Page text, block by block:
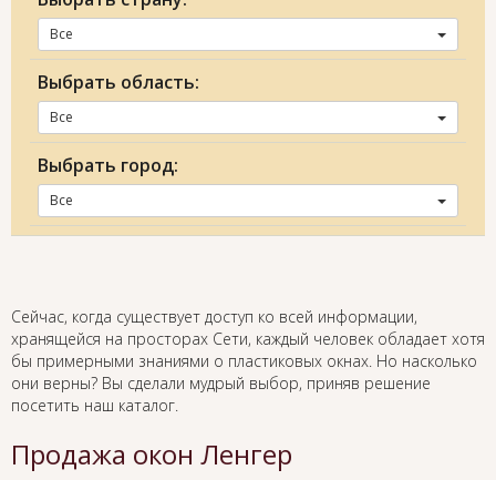
Все
Выбрать область:
Все
Выбрать город:
Все
Сейчас, когда существует доступ ко всей информации,
хранящейся на просторах Сети, каждый человек обладает хотя
бы примерными знаниями о пластиковых окнах. Но насколько
они верны? Вы сделали мудрый выбор, приняв решение
посетить наш каталог.
Продажа окон Ленгер